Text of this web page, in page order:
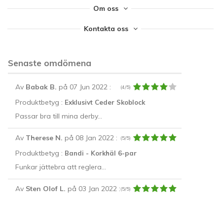
Om oss
Kontakta oss
Senaste omdömena
Av Babak B. på 07 Jun 2022: (4/5)
Produktbetyg : Exklusivt Ceder Skoblock
Passar bra till mina derby...
Av Therese N. på 08 Jan 2022: (5/5)
Produktbetyg : Bandi - Korkhäl 6-par
Funkar jättebra att reglera...
Av Sten Olof L. på 03 Jan 2022:(5/5)